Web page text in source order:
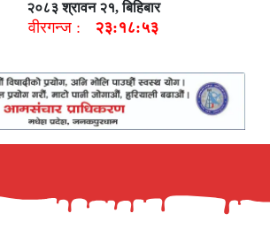
२०८३ श्रावन २१, बिहिबार
वीरगन्ज : २३:१८:५४